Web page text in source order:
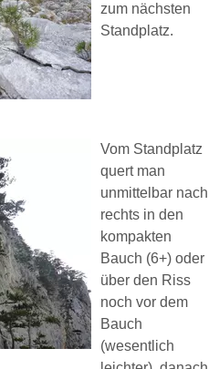
zum nächsten
Standplatz.
Vom Standplatz
quert man
unmittelbar nach
rechts in den
kompakten
Bauch (6+) oder
über den Riss
noch vor dem
Bauch
(wesentlich